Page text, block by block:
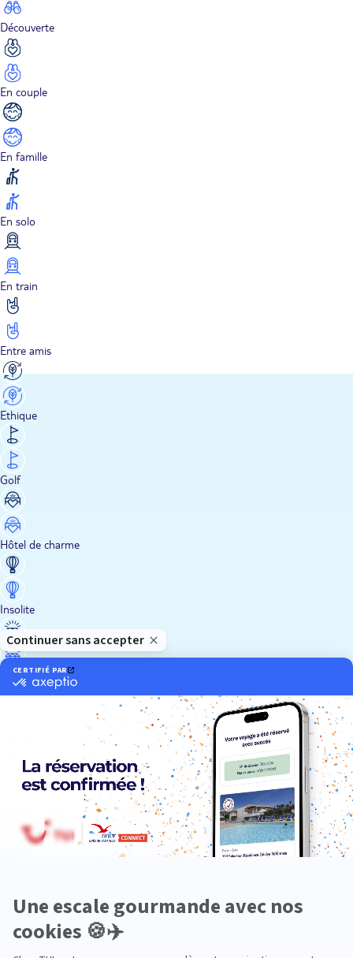
Découverte
En couple
En famille
En solo
En train
Entre amis
Ethique
Golf
Hôtel de charme
Insolite
Luxe
Premium